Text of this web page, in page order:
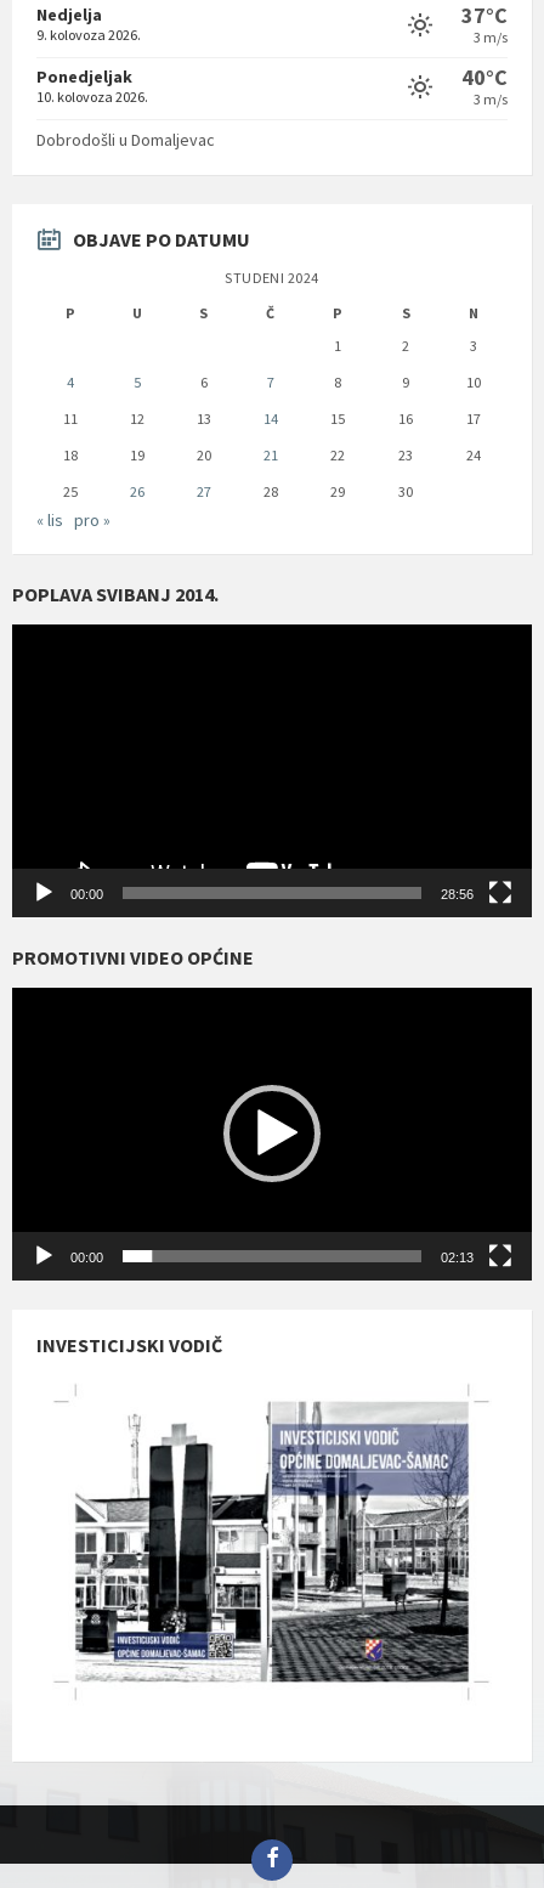
Nedjelja
9. kolovoza 2026.
37°C
3 m/s
Ponedjeljak
10. kolovoza 2026.
40°C
3 m/s
Dobrodošli u Domaljevac
OBJAVE PO DATUMU
STUDENI 2024
P
U S Č P S
N
1
2
3
4
5 6 7 8 9
10
11
12 13 14 15 16
17
18
19 20 21 22 23
24
25
26 27 28 29 30
« lis pro »
POPLAVA SVIBANJ 2014.
00:00 28:56
PROMOTIVNI VIDEO OPĆINE
00:00 02:13
INVESTICIJSKI VODIČ
Facebook